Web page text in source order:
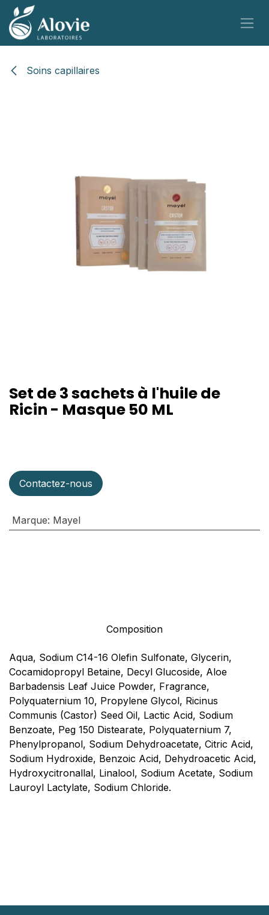
Se rendre au contenu
Soins capillaires
Set de 3 sachets à l'huile de
Ricin - Masque 50 ML
Contactez-nous
Marque: Mayel
Composition
Aqua, Sodium C14-16 Olefin Sulfonate, Glycerin,
Cocamidopropyl Betaine, Decyl Glucoside, Aloe
Barbadensis Leaf Juice Powder, Fragrance,
Polyquaternium 10, Propylene Glycol, Ricinus
Communis (Castor) Seed Oil, Lactic Acid, Sodium
Benzoate, Peg 150 Distearate, Polyquaternium 7,
Phenylpropanol, Sodium Dehydroacetate, Citric Acid,
Sodium Hydroxide, Benzoic Acid, Dehydroacetic Acid,
Hydroxycitronallal, Linalool, Sodium Acetate, Sodium
Lauroyl Lactylate, Sodium Chloride.